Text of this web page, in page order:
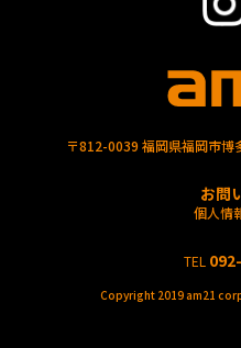
〒812-0039 福岡県福岡市博
お問
個人情
TEL
Copyright 2019 am21